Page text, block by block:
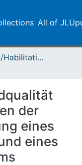
All of
Dissertationen/Habilitationen
der
eines
eines